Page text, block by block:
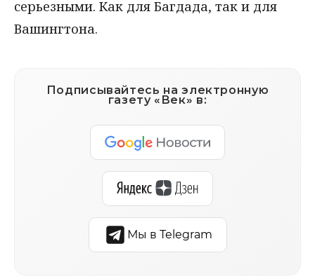
серьезными. Как для Багдада, так и для
Вашингтона.
Подписывайтесь на электронную
газету «Век» в:
Мы в Telegram